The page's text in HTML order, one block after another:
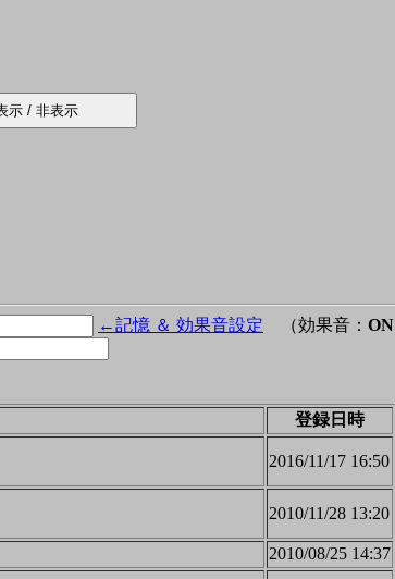
←記憶 ＆ 効果音設定 （効果音： ON
登録日時
2016/11/17 16:50
2010/11/28 13:20
2010/08/25 14:37